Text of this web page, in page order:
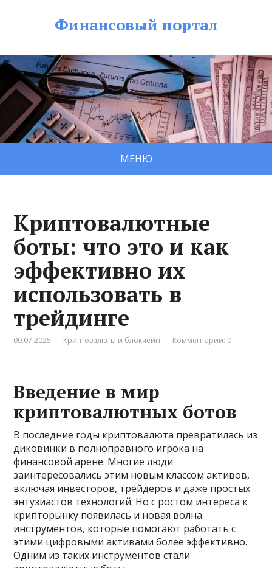
Финансовый портал
МЕНЮ
Криптовалютные
боты: что это и как
эффективно их
использовать в
трейдинге
09.07.2025 Криптовалюты и блокчейн Комментарии: 0
Введение в мир
криптовалютных ботов
В последние годы криптовалюта превратилась из
диковинки в полноправного игрока на
финансовой арене. Многие люди
заинтересовались этим новым классом активов,
включая инвесторов, трейдеров и даже простых
энтузиастов технологий. Но с ростом интереса к
крипторынку появилась и новая волна
инструментов, которые помогают работать с
этими цифровыми активами более эффективно.
Одним из таких инструментов стали